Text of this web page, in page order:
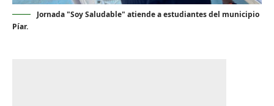
Jornada "Soy Saludable" atiende a estudiantes del municipio
Píar.